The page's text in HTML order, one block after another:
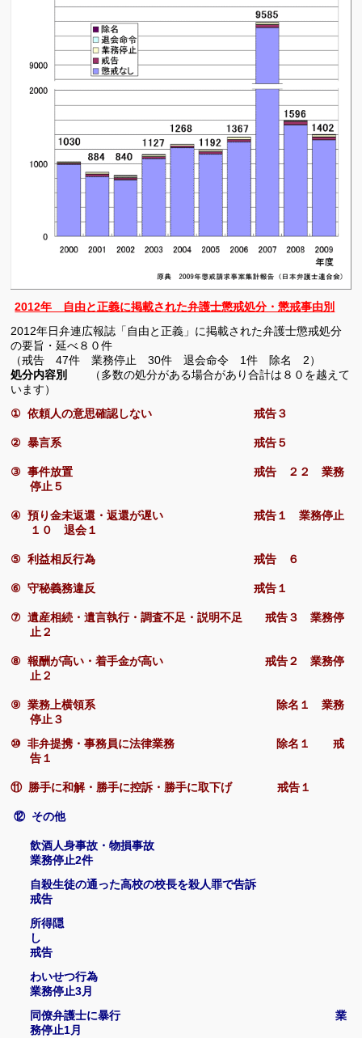
2012年 自由と正義に掲載された弁護士懲戒処分・懲戒事由別
2012年日弁連広報誌「自由と正義」に掲載された弁護士懲戒処分
の要旨・延べ８０件
（戒告47件 業務停止30件 退会命令 1件 除名2）
処分内容別
（多数の処分がある場合があり合計は８０を越えて
います）
① 依頼人の意思確認しない 戒告３
② 暴言系 戒告５
③ 事件放置 戒告 ２２ 業務
停止５
④ 預り金未返還・返還が遅い 戒告１ 業務停止
１０ 退会１
⑤ 利益相反行為 戒告 ６
⑥ 守秘義務違反 戒告１
⑦ 遺産相続・遺言執行・調査不足・説明不足 戒告３ 業務停
止２
⑧ 報酬が高い・着手金が高い 戒告２ 業務停
止２
⑨ 業務上横領系 除名１ 業務
停止３
⑩ 非弁提携・事務員に法律業務 除名１ 戒
告１
⑪ 勝手に和解・勝手に控訴・勝手に取下げ 戒告１
⑫ その他
飲酒人身事故・物損事故
業務停止2件
自殺生徒の通った高校の校長を殺人罪で告訴
戒告
所得隠
戒告
わいせつ行為
業務停止3月
同僚弁護士に暴行 業
務停止1月